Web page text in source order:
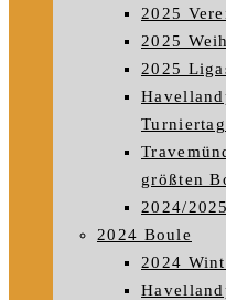
2025
2025
2025
größten
2024/
2024 Boule
2024